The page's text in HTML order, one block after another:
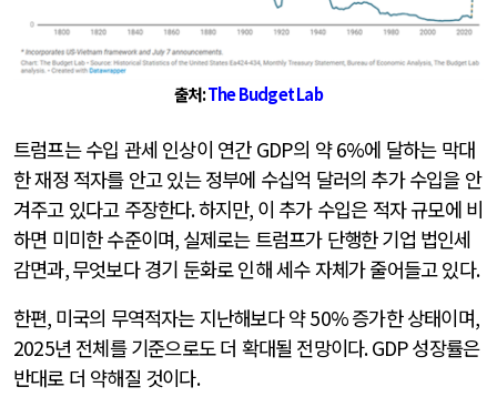
출처:The Budget Lab
트럼프는 수입 관세 인상이 연간 GDP의 약6%에 달하는 막대
한 재정 적자를 안고 있는 정부에 수십억 달러의 추가 수입을 안
겨주고 있다고 주장한다.하지만, 이 추가 수입은 적자 규모에 비
하면 미미한 수준이며, 실제로는 트럼프가 단행한 기업 법인세
감면과,무엇보다 경기 둔화로 인해 세수 자체가 줄어들고 있다.
한편, 미국의 무역적자는 지난해보다 약50%증가한 상태이며,
2025년 전체를 기준으로도 더 확대될 전망이다. GDP성장률은
반대로 더 약해질 것이다.